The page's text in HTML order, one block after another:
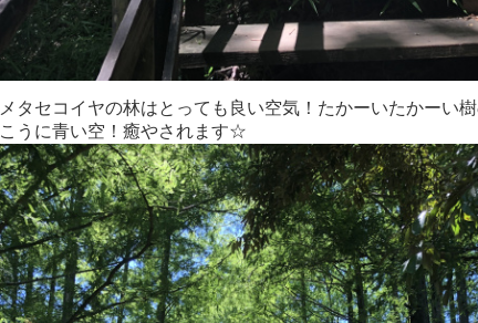
メタセコイヤの林はとっても良い空気！たかーいたかーい
こうに青い空！癒やされます☆